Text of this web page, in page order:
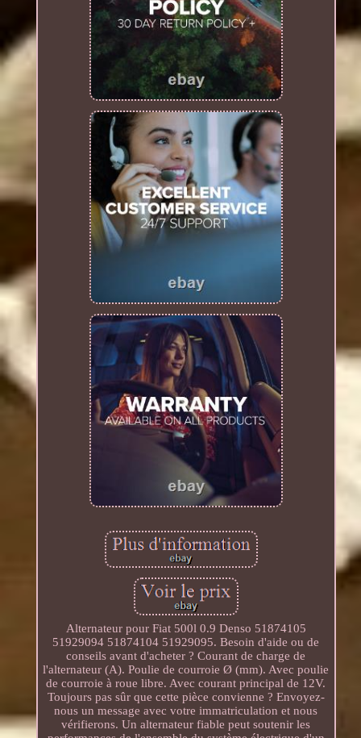
Alternateur pour Fiat 500l 0.9 Denso 51874105
51929094 51874104 51929095. Besoin d'aide ou de
conseils avant d'acheter ? Courant de charge de
l'alternateur (A). Poulie de courroie Ø (mm). Avec poulie
de courroie à roue libre. Avec courant principal de 12V.
Toujours pas sûr que cette pièce convienne ? Envoyez-
nous un message avec votre immatriculation et nous
vérifierons. Un alternateur fiable peut soutenir les